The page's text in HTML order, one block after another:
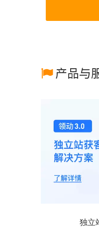
产品与
独立